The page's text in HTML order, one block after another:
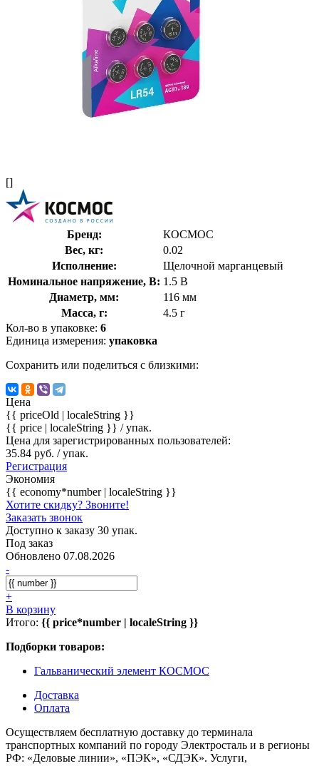
[]
Бренд:
КОСМОС
Вес, кг:
0.02
Исполнение:
Щелочной марганцевый
Номинальное напряжение, В: 1.5 В
Диаметр, мм:
116 мм
Масса, г:
4.5 г
Кол-во в упаковке: 6
Единица измерения: упаковка
Сохранить или поделиться с близкими:
Цена
{{ priceOld | localeString }}
{{ price | localeString }} / упак.
Цена для зарегистрированных пользователей:
35.84 руб. / упак.
Регистрация
Экономия
{{ economy*number | localeString }}
Хотите скидку? Звоните!
Заказать звонок
Доступно к заказу 30 упак.
Под заказ
Обновлено 07.08.2026
-
+
В корзину
Итого: {{ price*number | localeString }}
Подборки товаров:
Гальванический элемент КОСМОС
Доставка
Оплата
Осуществляем бесплатную доставку до терминала
транспортных компаний по городу Электросталь и в регионы
РФ: «Деловые линии», «ПЭК», «СДЭК». Услуги,